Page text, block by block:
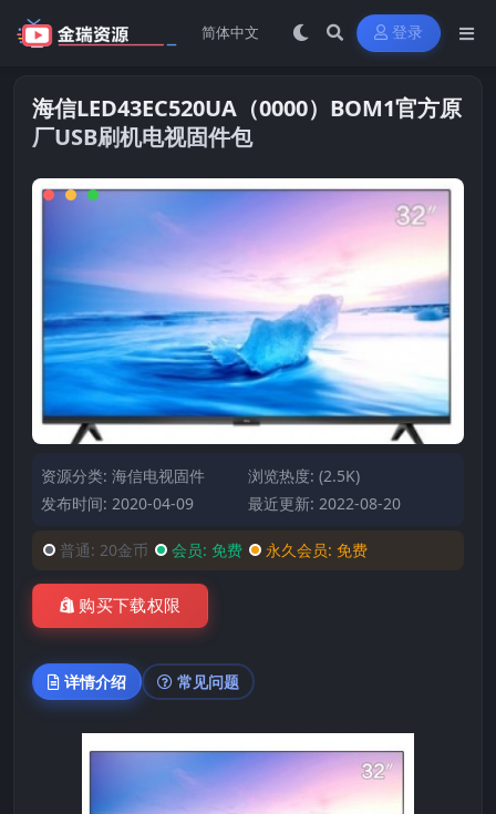
登录
海信LED43EC520UA（0000）BOM1官方原
厂USB刷机电视固件包
资源分类: 海信电视固件
浏览热度: (2.5K)
发布时间: 2020-04-09
最近更新: 2022-08-20
普通: 20金币 会员: 免费 永久会员: 免费
购买下载权限
详情介绍 常见问题